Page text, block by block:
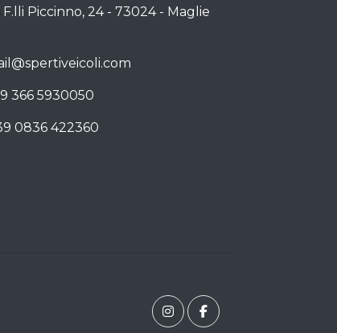
F.lli Piccinno, 24 - 73024 - Maglie
366 5930050
0836 422360
Instagram
Facebook